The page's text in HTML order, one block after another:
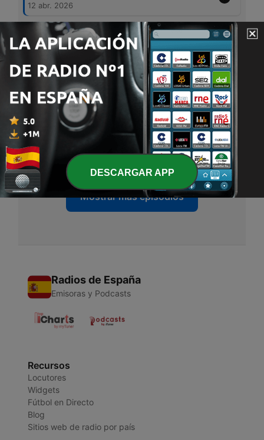
12 abr. 2026
El juicio del collar
14 sep. 2025
69 - Cagliostro ¡Magia Negra!
68 - La Rosa de Versalles
02 sep. 2025
La posada Sangrienta
03 ene. 2018
Mostrar más episodios
Radios de España
Emisoras y Podcasts
Recursos
Locutores
Widgets
Fútbol en Directo
Blog
Sitios web de radio por país
DESCARGAR APP